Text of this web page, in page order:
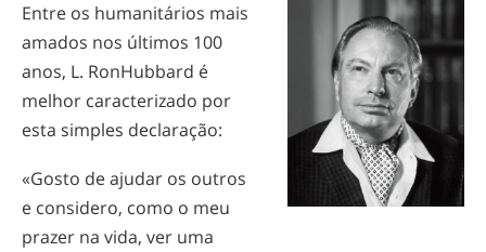
Português
Sueco
Árabe
Entre os humanitários mais
amados nos últimos 100
anos, L. RonHubbard é
melhor caracterizado por
esta simples declaração:
«Gosto de ajudar os outros
e considero, como o meu
prazer na vida, ver uma